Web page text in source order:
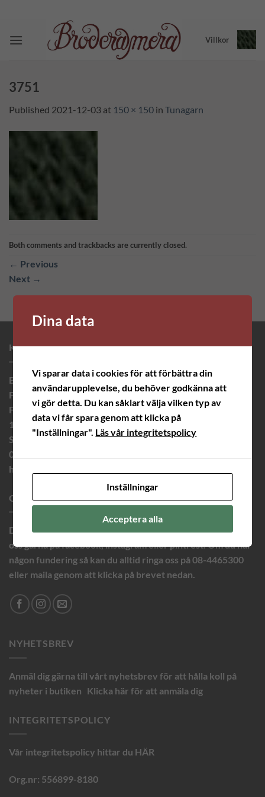
content
Villkor
3751
Published 2021-12-03 at 150 × 150 in Tunagarn
Both comments and trackbacks are currently closed.
← Previous
Next →
KONTAKTINFORMATION
Brodera Mera Helena Ericsson
Finnvid Innovation AB
Finnvidsvägen 5
182 33 Danderyd
Sweden
08 – 446 53 00
helena@broderamera.nu
OM OSS
Du har väl inte missat att vi är aktiva i sociala medier, följ
oss gärna på facebook, instagram eller pintrest. Om du har
någon fundering så kan du alltid ringa oss på 08-4465300
eller maila genom att klicka på brevet nedan.
NYHETSBREV
Anmäl dig gärna till vårt nyhetsbrev för att hålla koll på
nyheter i butiken Klicka här för att anmäla dig
INTEGRITETSPOLICY
Vår integritetspolicy hittar du HÄR
Org.nr: 556899-8180
Dina data
Vi sparar data i cookies för att förbättra din
användarupplevelse, du behöver godkänna att
vi gör detta. Du kan såklart välja vilken typ av
data vi får spara genom att klicka på
"Inställningar". Läs vår integritetspolicy
Inställningar
Acceptera alla